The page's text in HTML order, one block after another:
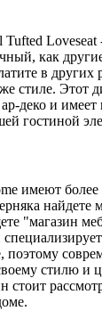
Loveseat
как
в других
стиле. Этот
деко и
гостиной
имеют более
найдете
"магазин
поэтому
стилю и
стоит